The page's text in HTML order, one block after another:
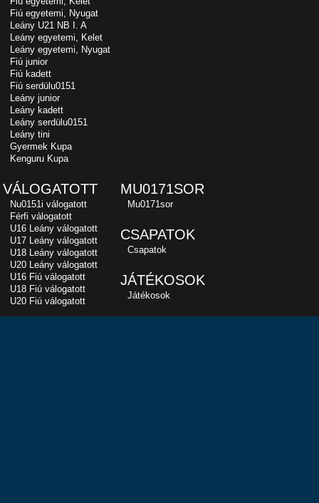
Fiú egyetemi, Nyugat
Leány U21 NB I. A
Leány egyetemi, Kelet
Leány egyetemi, Nyugat
Fiú junior
Fiú kadett
Fiú serdülu0151
Leány junior
Leány kadett
Leány serdülu0151
Leány tini
Gyermek Kupa
Kenguru Kupa
VÁLOGATOTT
Nu0151i válogatott
Férfi válogatott
U16 Leány válogatott
U17 Leány válogatott
U18 Leány válogatott
U20 Leány válogatott
U16 Fiú válogatott
U18 Fiú válogatott
U20 Fiú válogatott
MU0171SOR
Mu0171sor
CSAPATOK
Csapatok
JÁTÉKOSOK
Játékosok